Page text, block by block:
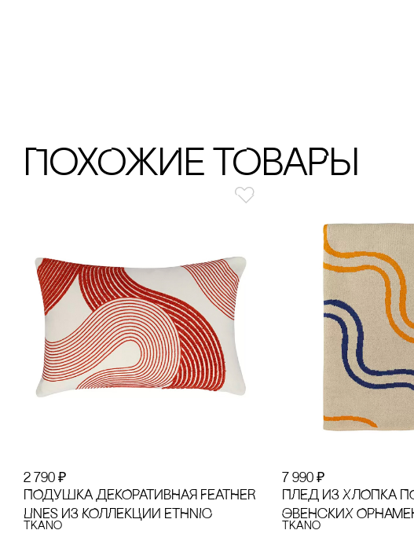
ПохОжИе тОваРы
2 790 ₽
ПОДУШКА ДЕКОРАТИВНАЯ FEATHER
LINES ИЗ КОЛЛЕКЦИИ ETHNIC
Tkano
7 990 ₽
ПЛЕД ИЗ ХЛОПКА
ЭВЕНсКИХ
Tkano